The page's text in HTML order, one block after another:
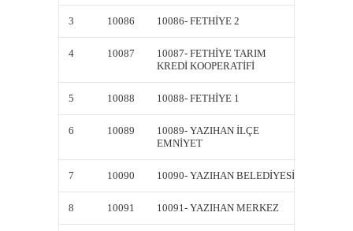
3 10086 10086- FETHİYE 2
4 10087
10087- FETHİYE TARIM
KREDİ KOOPERATİFİ
5 10088 10088- FETHİYE 1
6 10089
10089- YAZIHAN İLÇE
EMNİYET
7 10090 10090- YAZIHAN BELEDİYESİ
8 10091 10091- YAZIHAN MERKEZ